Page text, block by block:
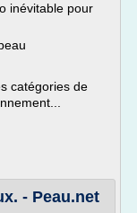
inévitable pour
catégories de
- Peau.net